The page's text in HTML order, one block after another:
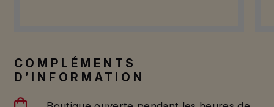
COMPLÉMENTS
D’INFORMATION